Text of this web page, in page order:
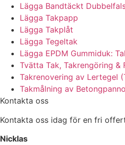
Lägga Bandtäckt
Lägga Takpapp
Lägga Takplåt
Lägga Tegeltak
Lägga EPDM Gummiduk:
Tvätta Tak, Takrengöring &
Takrenovering av Lertegel
Takmålning av
Kontakta oss
Kontakta oss idag för en fri
Nicklas